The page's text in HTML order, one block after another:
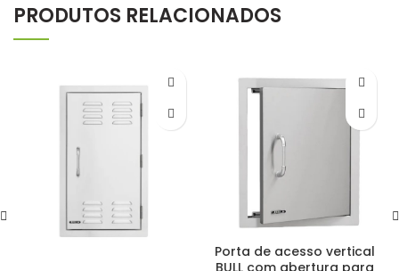
PRODUTOS RELACIONADOS
Porta de acesso vertical
BULL com abertura para